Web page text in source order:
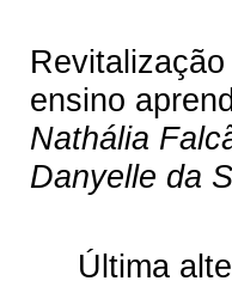
ensino
Nathália
Danyelle da
Última